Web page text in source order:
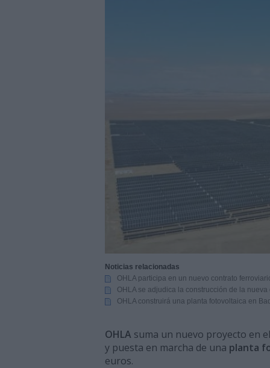
ELGi Compressors
23/07/2026 | Cómo escalar producción
Burckhardt suministrará
22/07/2026 BeDIGITAL continúa
06/08/2026
Noticias relacionadas
OHLA participa en un nuevo contrato
OHLA se adjudica la construcción de la
OHLA construirá una planta fotovoltaica en
OHLA suma un nuevo proyecto en
y puesta en marcha de una planta
euros.